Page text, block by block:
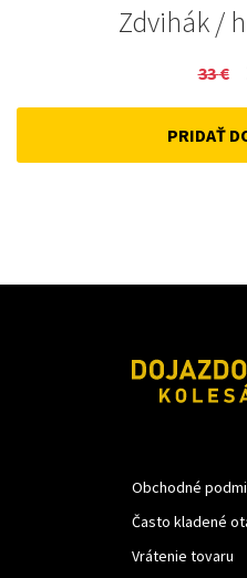
Zdvihák /
33€
PRIDAŤ
Obchodné
Často kladené
Vrátenie tovaru